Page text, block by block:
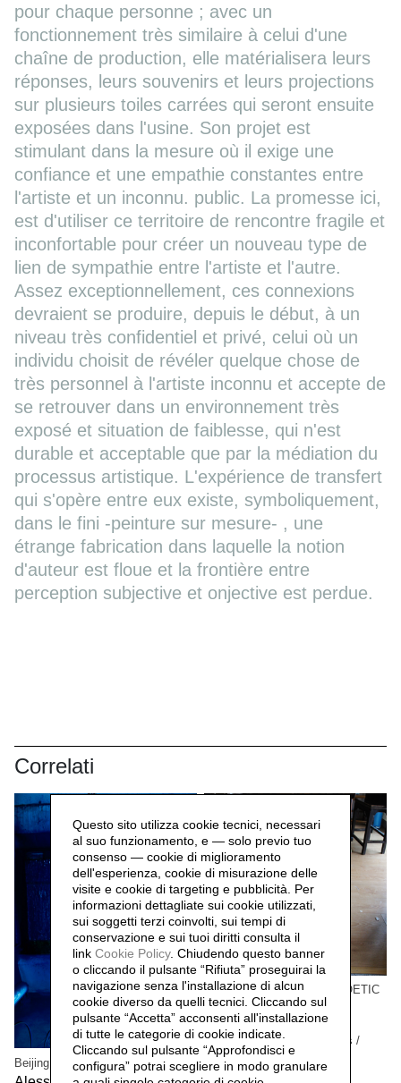
pour chaque personne ; avec un
fonctionnement très similaire à celui d'une
chaîne de production, elle matérialisera leurs
réponses, leurs souvenirs et leurs projections
sur plusieurs toiles carrées qui seront ensuite
exposées dans l'usine. Son projet est
stimulant dans la mesure où il exige une
confiance et une empathie constantes entre
l'artiste et un inconnu. public. La promesse ici,
est d'utiliser ce territoire de rencontre fragile et
inconfortable pour créer un nouveau type de
lien de sympathie entre l'artiste et l'autre.
Assez exceptionnellement, ces connexions
devraient se produire, depuis le début, à un
niveau très confidentiel et privé, celui où un
individu choisit de révéler quelque chose de
très personnel à l'artiste inconnu et accepte de
se retrouver dans un environnement très
exposé et situation de faiblesse, qui n'est
durable et acceptable que par la médiation du
processus artistique. L'expérience de transfert
qui s'opère entre eux existe, symboliquement,
dans le fini -peinture sur mesure- , une
étrange fabrication dans laquelle la notion
d'auteur est floue et la frontière entre
perception subjective et onjective est perdue.
Correlati
Beijing Project n.00 SUIBIAN 随便
Beijing Project n.01 THE POETIC
MODE 诗意的形式
Andrea Nacciarriti, 2011
Interventions / performances /
video documentation /
photographic documentation
Questo sito utilizza cookie tecnici, necessari
al suo funzionamento, e — solo previo tuo
consenso — cookie di miglioramento
dell'esperienza, cookie di misurazione delle
visite e cookie di targeting e pubblicità. Per
informazioni dettagliate sui cookie utilizzati,
sui soggetti terzi coinvolti, sui tempi di
conservazione e sui tuoi diritti consulta il
link Cookie Policy. Chiudendo questo banner
o cliccando il pulsante “Rifiuta” proseguirai la
navigazione senza l'installazione di alcun
cookie diverso da quelli tecnici. Cliccando sul
pulsante “Accetta” acconsenti all'installazione
di tutte le categorie di cookie indicate.
Cliccando sul pulsante “Approfondisci e
configura” potrai scegliere in modo granulare